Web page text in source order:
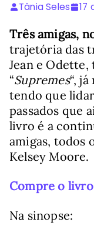
Tânia Seles 17
Três amigas,
trajetória das
Jean e
“Supremes“,
tendo que
passados que
livro é a
amigas, todos
Kelsey Moore.
Compre o
Na sinopse: